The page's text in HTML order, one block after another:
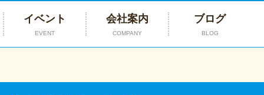
イベント
EVENT
会社案内
COMPANY
ブログ
BLOG